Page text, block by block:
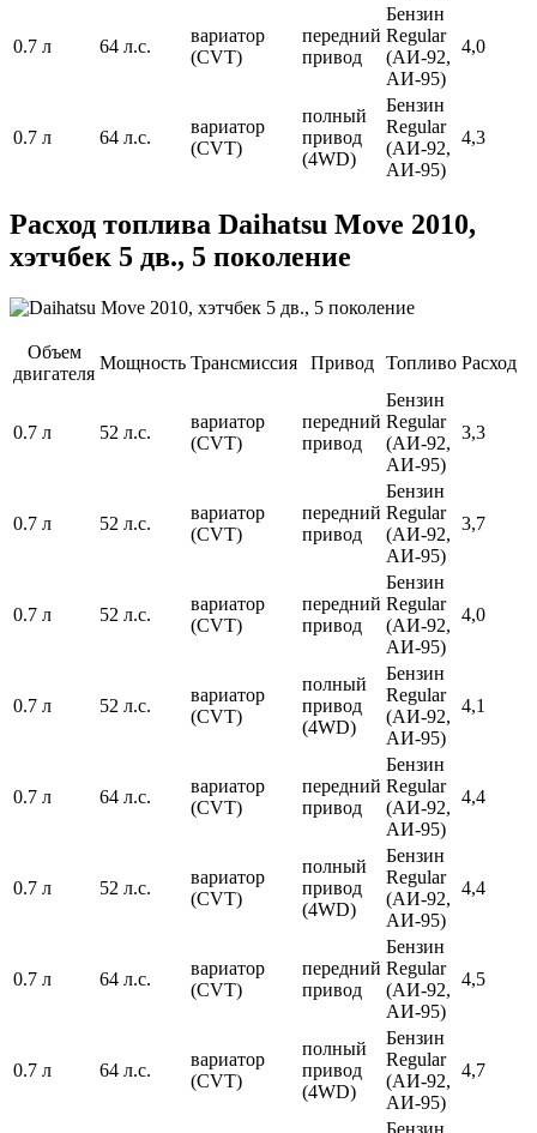
0.7 л 64 л.с.
вариатор
(CVT)
передний
привод
Бензин
Regular
(АИ-92,
АИ-95)
4,0
0.7 л 64 л.с.
вариатор
(CVT)
полный
привод
(4WD)
Бензин
Regular
(АИ-92,
АИ-95)
4,3
Расход топлива Daihatsu Move 2010,
хэтчбек 5 дв., 5 поколение
Объем
двигателя
Мощность Трансмиссия Привод Топливо Расход
0.7 л 52 л.с.
вариатор
(CVT)
передний
привод
Бензин
Regular
(АИ-92,
АИ-95)
3,3
0.7 л 52 л.с.
вариатор
(CVT)
передний
привод
Бензин
Regular
(АИ-92,
АИ-95)
3,7
0.7 л 52 л.с.
вариатор
(CVT)
передний
привод
Бензин
Regular
(АИ-92,
АИ-95)
4,0
0.7 л 52 л.с.
вариатор
(CVT)
полный
привод
(4WD)
Бензин
Regular
(АИ-92,
АИ-95)
4,1
0.7 л 64 л.с.
вариатор
(CVT)
передний
привод
Бензин
Regular
(АИ-92,
АИ-95)
4,4
0.7 л 52 л.с.
вариатор
(CVT)
полный
привод
(4WD)
Бензин
Regular
(АИ-92,
АИ-95)
4,4
0.7 л 64 л.с.
вариатор
(CVT)
передний
привод
Бензин
Regular
(АИ-92,
АИ-95)
4,5
0.7 л 64 л.с.
вариатор
(CVT)
полный
привод
(4WD)
Бензин
Regular
(АИ-92,
АИ-95)
4,7